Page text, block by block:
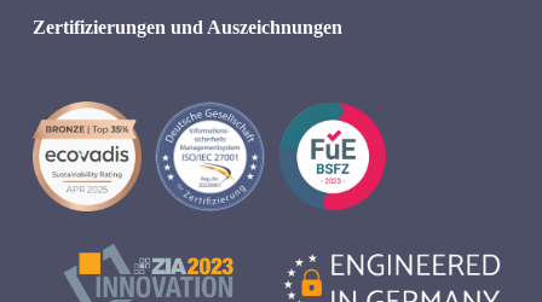
Zertifizierungen und Auszeichnungen